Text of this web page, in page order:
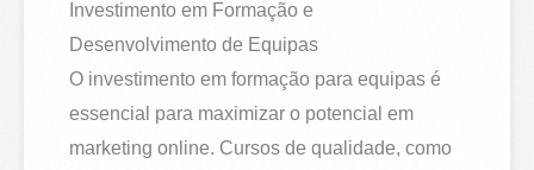
Investimento em Formação e
Desenvolvimento de Equipas
O investimento em formação para equipas é
essencial para maximizar o potencial em
marketing online. Cursos de qualidade, como